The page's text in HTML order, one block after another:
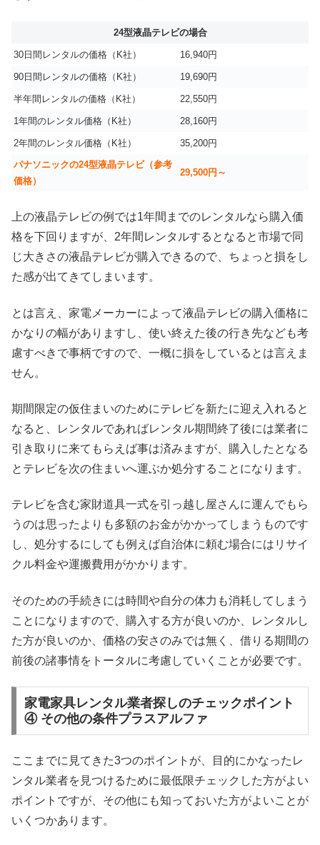
24型液晶テレビの場合
30日間レンタルの価格（K社） 16,940円
90日間レンタルの価格（K社） 19,690円
半年間レンタルの価格（K社） 22,550円
1年間のレンタル価格（K社） 28,160円
2年間のレンタル価格（K社）
35,200円
パナソニックの24型液晶テレビ（参考
価格）
29,500円～
上の液晶テレビの例では1年間までのレンタルなら購入価
格を下回りますが、2年間レンタルするとなると市場で同
じ大きさの液晶テレビが購入できるので、ちょっと損をし
た感が出てきてしまいます。
とは言え、家電メーカーによって液晶テレビの購入価格に
かなりの幅がありますし、使い終えた後の行き先なども考
慮すべきで事柄ですので、一概に損をしているとは言えま
せん。
期間限定の仮住まいのためにテレビを新たに迎え入れると
なると、レンタルであればレンタル期間終了後には業者に
引き取りに来てもらえば事は済みますが、購入したとなる
とテレビを次の住まいへ運ぶか処分することになります。
テレビを含む家財道具一式を引っ越し屋さんに運んでもら
うのは思ったよりも多額のお金がかかってしまうものです
し、処分するにしても例えば自治体に頼む場合にはリサイ
クル料金や運搬費用がかかります。
そのための手続きには時間や自分の体力も消耗してしまう
ことになりますので、購入する方が良いのか、レンタルし
た方が良いのか、価格の安さのみでは無く、借りる期間の
前後の諸事情をトータルに考慮していくことが必要です。
家電家具レンタル業者探しのチェックポイント
④ その他の条件プラスアルファ
ここまでに見てきた3つのポイントが、目的にかなったレ
ンタル業者を見つけるために最低限チェックした方がよい
ポイントですが、その他にも知っておいた方がよいことが
いくつかあります。